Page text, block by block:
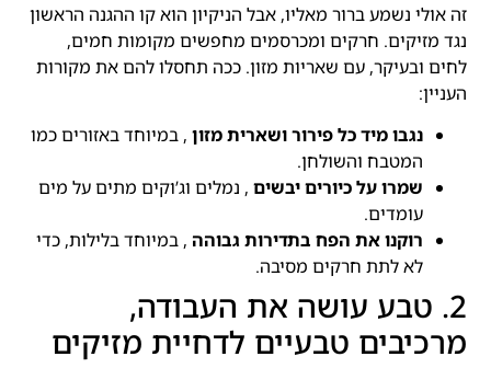
זה אולי נשמע ברור מאליו, אבל הניקיון הוא קו ההגנה הראשון
נגד מזיקים. חרקים ומכרסמים מחפשים מקומות חמים,
לחים ובעיקר, עם שאריות מזון. ככה תחסלו להם את מקורות
העניין:
נגבו מיד כל פירור ושארית מזון , במיוחד באזורים כמו
המטבח והשולחן.
שמרו על כיורים יבשים , נמלים וג’וקים מתים על מים
עומדים.
רוקנו את הפח בתדירות גבוהה , במיוחד בלילות, כדי
לא לתת חרקים מסיבה.
2. טבע עושה את העבודה,
מרכיבים טבעיים לדחיית מזיקים